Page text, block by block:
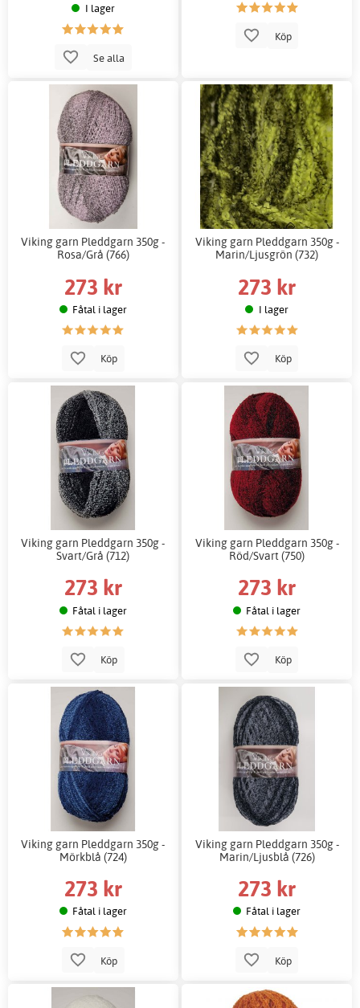
I lager
Se alla
Köp
Viking garn Pleddgarn 350g -
Rosa/Grå (766)
273 kr
Fåtal i lager
Köp
Viking garn Pleddgarn 350g -
Marin/Ljusgrön (732)
273 kr
I lager
Köp
Viking garn Pleddgarn 350g -
Svart/Grå (712)
273 kr
Fåtal i lager
Köp
Viking garn Pleddgarn 350g -
Röd/Svart (750)
273 kr
Fåtal i lager
Köp
Viking garn Pleddgarn 350g -
Mörkblå (724)
273 kr
Fåtal i lager
Köp
Viking garn Pleddgarn 350g -
Marin/Ljusblå (726)
273 kr
Fåtal i lager
Köp